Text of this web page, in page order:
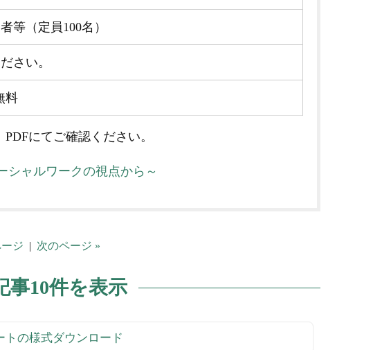
等（定員100名）
さい。
料
にてご確認ください。
シャルワークの視点から～
ジ | 次のページ »
事10件を表示
の様式ダウンロード